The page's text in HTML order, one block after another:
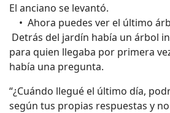
El anciano se levantó.
• Ahora puedes ver el último
Detrás del jardín había un árbol
para quien llegaba por primera
había una pregunta.
“¿Cuándo llegué el último día,
según tus propias respuestas y